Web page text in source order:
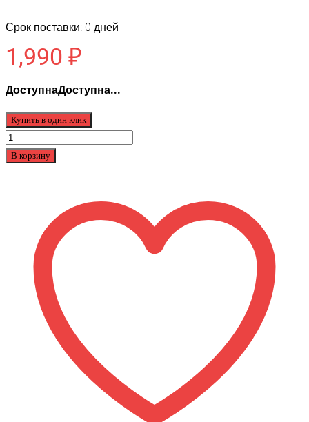
Срок поставки: 0 дней
1,990 ₽
ДоступнаДоступна...
Купить в один клик
Количество
товара
В корзину